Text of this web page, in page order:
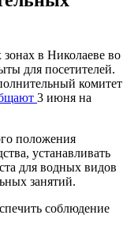
в Николаеве во
для посетителей.
комитет
3 июня на
положения
устанавливать
для водных видов
занятий.
соблюдение